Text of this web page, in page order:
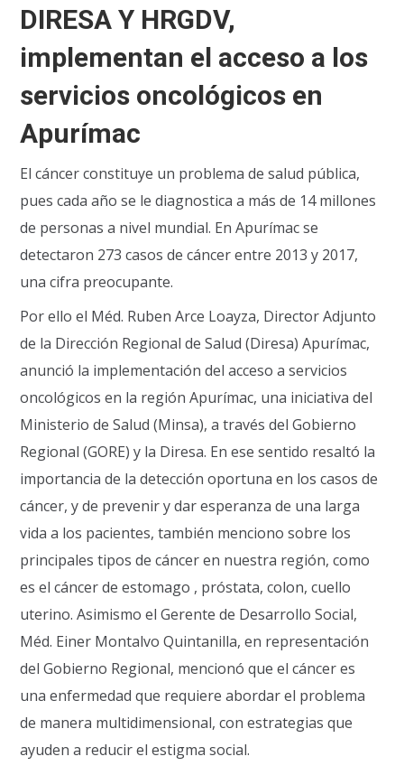
DIRESA Y HRGDV,
implementan el acceso a los
servicios oncológicos en
Apurímac
El cáncer constituye un problema de salud pública,
pues cada año se le diagnostica a más de 14 millones
de personas a nivel mundial. En Apurímac se
detectaron 273 casos de cáncer entre 2013 y 2017,
una cifra preocupante.
Por ello el Méd. Ruben Arce Loayza, Director Adjunto
de la Dirección Regional de Salud (Diresa) Apurímac,
anunció la implementación del acceso a servicios
oncológicos en la región Apurímac, una iniciativa del
Ministerio de Salud (Minsa), a través del Gobierno
Regional (GORE) y la Diresa. En ese sentido resaltó la
importancia de la detección oportuna en los casos de
cáncer, y de prevenir y dar esperanza de una larga
vida a los pacientes, también menciono sobre los
principales tipos de cáncer en nuestra región, como
es el cáncer de estomago , próstata, colon, cuello
uterino. Asimismo el Gerente de Desarrollo Social,
Méd. Einer Montalvo Quintanilla, en representación
del Gobierno Regional, mencionó que el cáncer es
una enfermedad que requiere abordar el problema
de manera multidimensional, con estrategias que
ayuden a reducir el estigma social.